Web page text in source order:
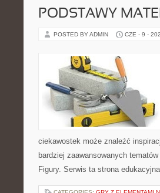
PODSTAWY
POSTED BY ADMIN CZE - 9 -
ciekawostek może znaleźć
bardziej zaawansowanych
Figury. Serwis ta strona